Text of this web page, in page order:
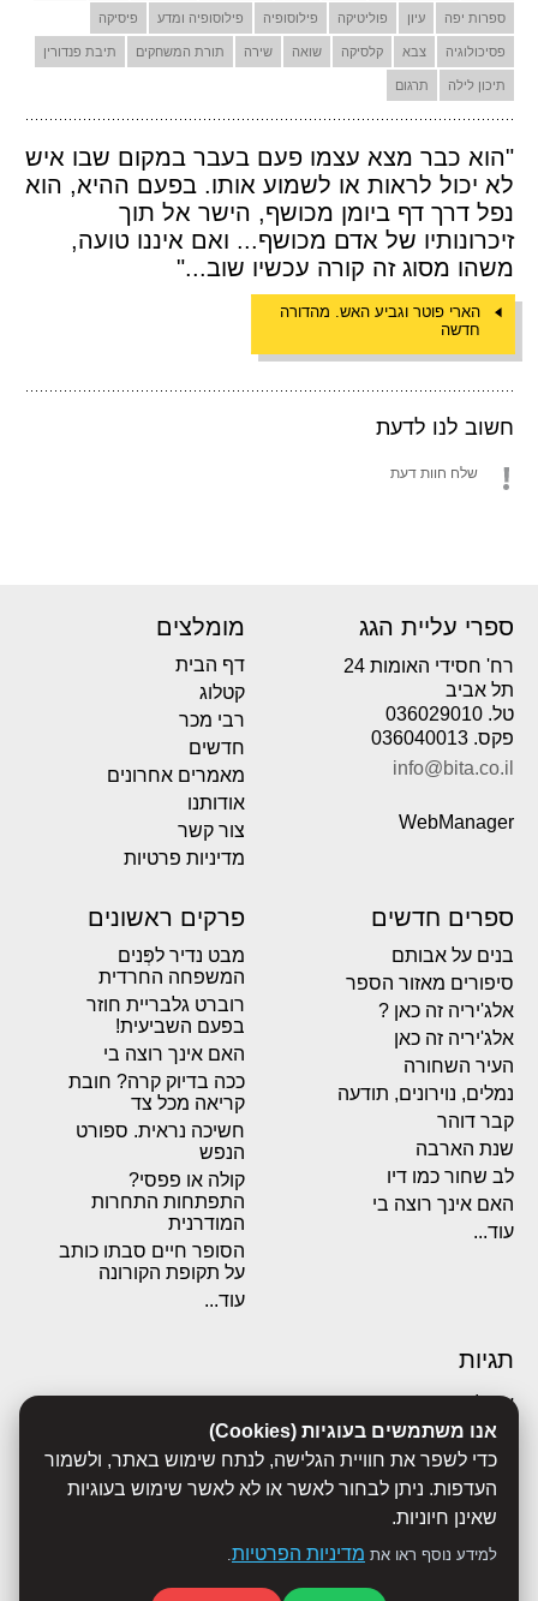
אנו משתמשים בעוגיות (Cookies)
כדי לשפר את חוויית הגלישה, לנתח שימוש באתר, ולשמור
העדפות. ניתן לבחור לאשר או לא לאשר שימוש בעוגיות
שאינן חיוניות.
למידע נוסף ראו את מדיניות הפרטיות.
ספרות יפה עיון פוליטיקה פילוסופיה פילוסופיה ומדע פיסיקה
פסיכולוגיה צבא קלסיקה שואה שירה תורת המשחקים תיבת פנדורין
תיכון לילה תרגום
"הוא כבר מצא עצמו פעם בעבר במקום שבו איש
לא יכול לראות או לשמוע אותו. בפעם ההיא, הוא
נפל דרך דף ביומן מכושף, הישר אל תוך
זיכרונותיו של אדם מכושף... ואם איננו טועה,
משהו מסוג זה קורה עכשיו שוב..."
הארי פוטר וגביע האש. מהדורה
חדשה
חשוב לנו לדעת
שלח חוות דעת
ספרי עליית הגג
רח' חסידי האומות 24
תל אביב
טל. 036029010
פקס. 036040013
info@bita.co.il
WebManager
מומלצים
דף הבית
קטלוג
רבי מכר
חדשים
מאמרים אחרונים
אודותנו
צור קשר
מדיניות פרטיות
ספרים חדשים
בנים על אבותם
סיפורים מאזור הספר
אלג'יריה זה כאן ?
אלג'יריה זה כאן
העיר השחורה
נמלים, נוירונים, תודעה
קבר דוהר
שנת הארבה
לב שחור כמו דיו
האם אינך רוצה בי
עוד...
פרקים ראשונים
מבט נדיר לפְּנים
המשפחה החרדית
רוברט גלבריית חוזר
בפעם השביעית!
האם אינך רוצה בי
ככה בדיוק קרה? חובת
קריאה מכל צד
חשיכה נראית. ספורט
הנפש
קולה או פפסי?
התפתחות התחרות
המודרנית
הסופר חיים סבתו כותב
על תקופת הקורונה
עוד...
תגיות
אבולוציה
אכסדרה
אנשים
ביוגרפיות
ביולוגיה
ג'רונימו סטילטון